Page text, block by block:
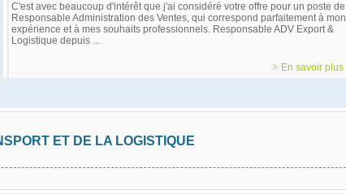
C'est avec beaucoup d'intérêt que j'ai considéré votre offre pour un poste de
Responsable Administration des Ventes, qui correspond parfaitement à mon
expérience et à mes souhaits professionnels. Responsable ADV Export &
Logistique depuis ...
En savoir plus
ET DE LA LOGISTIQUE